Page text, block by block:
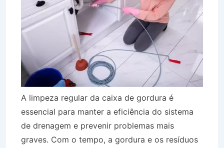
A limpeza regular da caixa de gordura é
essencial para manter a eficiência do sistema
de drenagem e prevenir problemas mais
graves. Com o tempo, a gordura e os resíduos